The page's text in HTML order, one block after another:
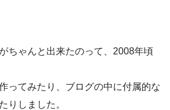
ちゃんと出来たのって、2008年頃
ってみたり、ブログの中に付属的な
りしました。